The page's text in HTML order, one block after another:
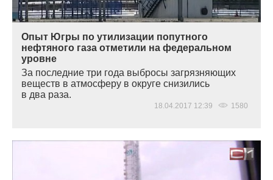
Опыт Югры по утилизации попутного
нефтяного газа отметили на федеральном
уровне
За последние три года выбросы загрязняющих
веществ в атмосферу в округе снизились
в два раза.
18.04.2017 12:39 1580